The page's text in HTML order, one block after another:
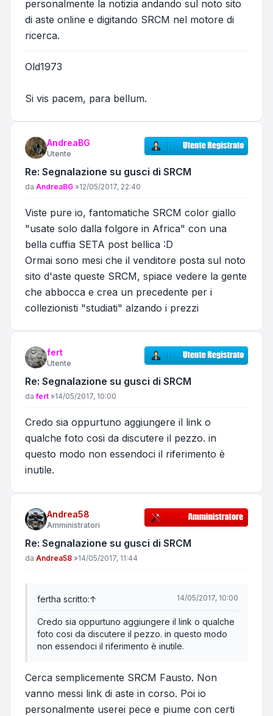
personalmente la notizia andando sul noto sito
di aste online e digitando SRCM nel motore di
ricerca.
Old1973
Si vis pacem, para bellum.
AndreaBG
Utente
Re: Segnalazione su gusci di SRCM
Messaggio
da AndreaBG »12/05/2017, 22:40
Viste pure io, fantomatiche SRCM color giallo
"usate solo dalla folgore in Africa" con una
bella cuffia SETA post bellica :D
Ormai sono mesi che il venditore posta sul noto
sito d'aste queste SRCM, spiace vedere la gente
che abbocca e crea un precedente per i
collezionisti "studiati" alzando i prezzi
fert
Utente
Re: Segnalazione su gusci di SRCM
Messaggio
dafert »14/05/2017, 10:00
Credo sia oppurtuno aggiungere il link o
qualche foto cosi da discutere il pezzo. in
questo modo non essendoci il riferimento è
inutile.
Andrea58
Amministratori
Re: Segnalazione su gusci di SRCM
Messaggio
da Andrea58 »14/05/2017, 11:44
fertha scritto:↑ 14/05/2017, 10:00
Credo sia oppurtuno aggiungere il link o qualche
foto cosi da discutere il pezzo. in questo modo
non essendoci il riferimento è inutile.
Cerca semplicemente SRCM Fausto. Non
vanno messi link di aste in corso. Poi io
personalmente userei pece e piume con certi